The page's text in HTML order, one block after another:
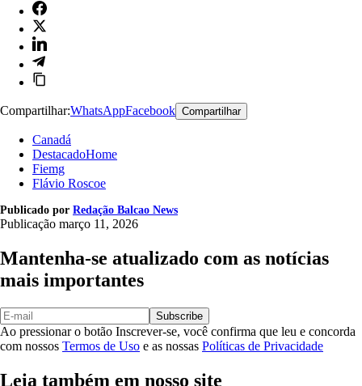
Compartilhar:WhatsAppFacebook Compartilhar
Canadá
DestacadoHome
Fiemg
Flávio Roscoe
Publicado por Redação Balcao News
Publicação março 11, 2026
Mantenha-se atualizado com as notícias
mais importantes
Subscribe
Ao pressionar o botão Inscrever-se, você confirma que leu e concorda
com nossos Termos de Uso e as nossas Políticas de Privacidade
Leia também em nosso site